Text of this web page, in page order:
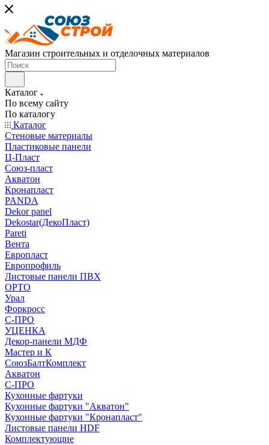
Магазин строительных и отделочных материалов
Каталог
По всему сайту
По каталогу
Каталог
Стеновые материалы
Пластиковые панели
Ц-Пласт
Союз-пласт
Акватон
Кронапласт
PANDA
Dekor panel
Dekostar(ДекоПласт)
Pareti
Вента
Европласт
Европрофиль
Листовые панели ПВХ
ОРТО
Урал
Форкросс
С-ПРО
УЦЕНКА
Декор-панели МДФ
Мастер и К
СоюзБалтКомплект
Акватон
С-ПРО
Кухонные фартуки
Кухонные фартуки "Акватон"
Кухонные фартуки "Кронапласт"
Листовые панели HDF
Комплектующие